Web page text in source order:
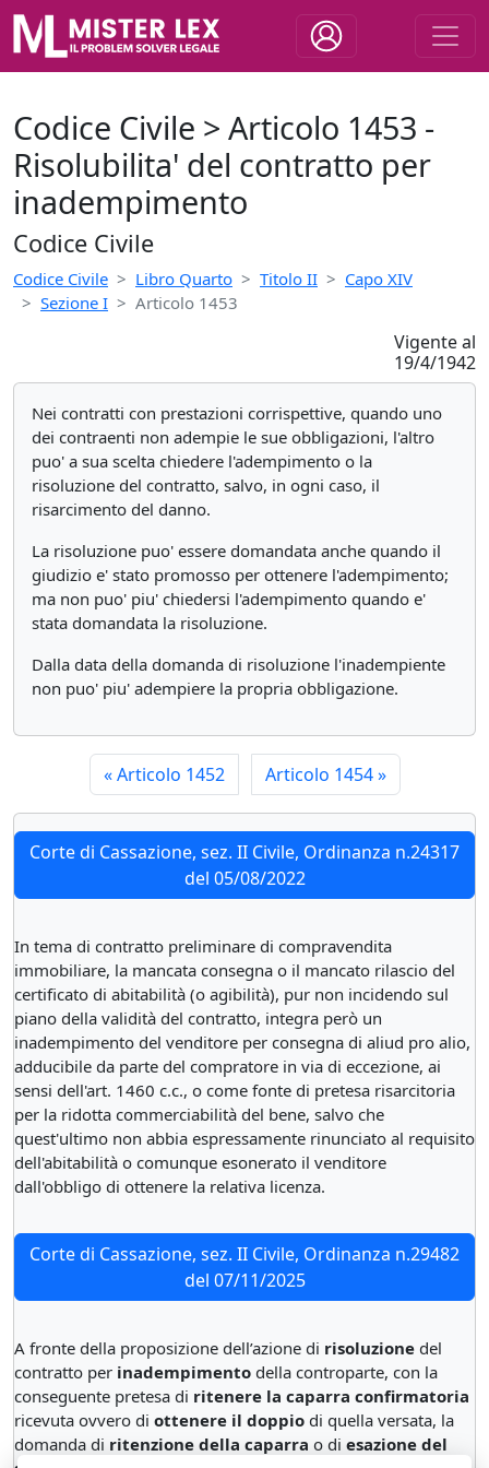
Codice Civile > Articolo 1453 -
Risolubilita' del contratto per
inadempimento
Codice Civile
Codice Civile Libro Quarto Titolo II
Capo XIV
Sezione I
Articolo 1453
Vigente al
19/4/1942
Nei contratti con prestazioni corrispettive, quando uno
dei contraenti non adempie le sue obbligazioni, l'altro
puo' a sua scelta chiedere l'adempimento o la
risoluzione del contratto, salvo, in ogni caso, il
risarcimento del danno.
La risoluzione puo' essere domandata anche quando il
giudizio e' stato promosso per ottenere l'adempimento;
ma non puo' piu' chiedersi l'adempimento quando e'
stata domandata la risoluzione.
Dalla data della domanda di risoluzione l'inadempiente
non puo' piu' adempiere la propria obbligazione.
«Articolo 1452 Articolo 1454»
Corte di Cassazione, sez. II Civile, Ordinanza n.24317
del 05/08/2022
In tema di contratto preliminare di compravendita
immobiliare, la mancata consegna o il mancato rilascio del
certificato di abitabilità (o agibilità), pur non incidendo sul
piano della validità del contratto, integra però un
inadempimento del venditore per consegna di aliud pro alio,
adducibile da parte del compratore in via di eccezione, ai
sensi dell'art. 1460 c.c., o come fonte di pretesa risarcitoria
per la ridotta commerciabilità del bene, salvo che
quest'ultimo non abbia espressamente rinunciato al requisito
dell'abitabilità o comunque esonerato il venditore
dall'obbligo di ottenere la relativa licenza.
Corte di Cassazione, sez. II Civile, Ordinanza n.29482
del 07/11/2025
A fronte della proposizione dell’azione di risoluzione del
contratto per inadempimento della controparte, con la
conseguente pretesa di ritenere la caparra confirmatoria
ricevuta ovvero di ottenere il doppio di quella versata, la
domanda di ritenzione della caparra o di esazione del